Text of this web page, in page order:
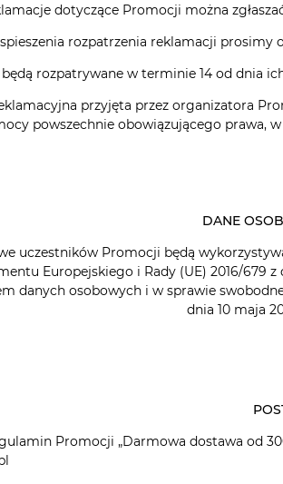
zł
106,80 zł
TAPETA WF121048
86,00 zł
Cena regularna:
dotyczące Promocji można
rozpatrzenia reklamacji prosimy
będą rozpatrywane w terminie 14 od dnia
przyjęta przez organizatora
powszechnie obowiązującego prawa,
DANE
uczestników Promocji będą
Europejskiego i Rady (UE) 2016/679
danych osobowych i w sprawie
dnia 10 maja
Promocji „Darmowa dostawa od